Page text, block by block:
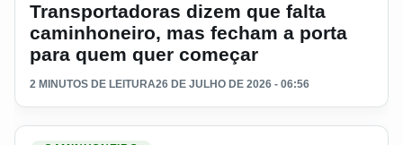
Transportadoras dizem que falta
caminhoneiro, mas fecham a porta
para quem quer começar
2 MINUTOS DE LEITURA26 DE JULHO DE 2026 - 06:56
Ler materia: Transportadoras podem contratar mais de 200